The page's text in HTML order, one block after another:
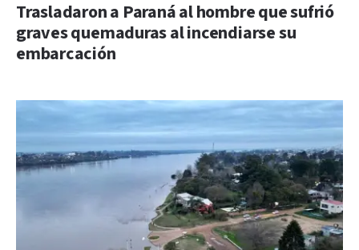
Trasladaron a Paraná al hombre que sufrió
graves quemaduras al incendiarse su
embarcación